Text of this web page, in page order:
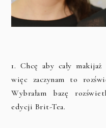
1. Chcę aby cały
więc zaczynam to
Wybrałam bazę
edycji Brit-Tea.